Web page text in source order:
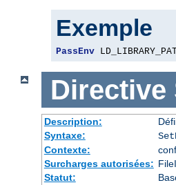
Exemple
PassEnv
Directive
Description:
Syntaxe:
Contexte:
Surcharges autorisées:
Statut: